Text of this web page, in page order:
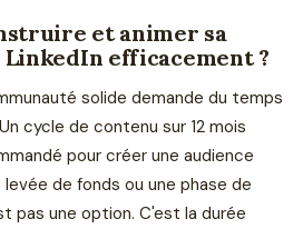
et animer sa
efficacement ?
solide demande du temps
cycle de contenu sur 12 mois
pour créer une audience
de fonds ou une phase de
pas une option. C'est la durée